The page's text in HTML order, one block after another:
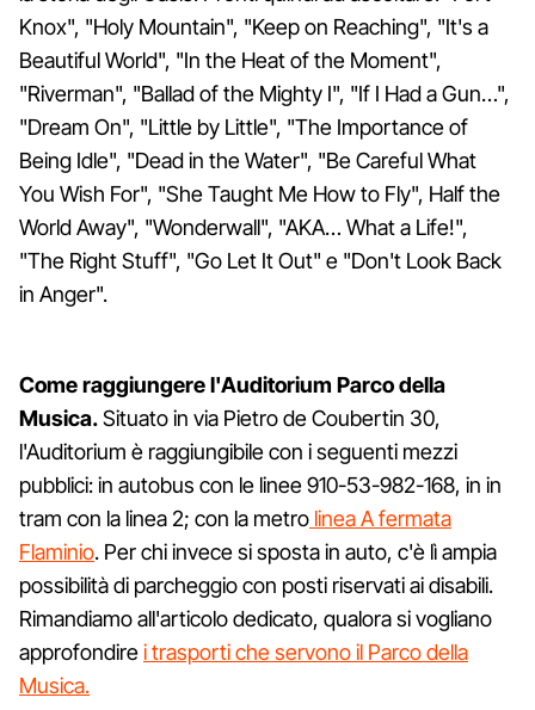
Knox", "Holy Mountain", "Keep on Reaching", "It's a
Beautiful World", "In the Heat of the Moment",
"Riverman", "Ballad of the Mighty I", "If I Had a Gun…",
"Dream On", "Little by Little", "The Importance of
Being Idle", "Dead in the Water", "Be Careful What
You Wish For", "She Taught Me How to Fly", Half the
World Away", "Wonderwall", "AKA… What a Life!",
"The Right Stuff", "Go Let It Out" e "Don't Look Back
in Anger".
Come raggiungere l'Auditorium Parco della
Musica.Situato in via Pietro de Coubertin 30,
l'Auditorium è raggiungibile con i seguenti mezzi
pubblici: in autobus con le linee 910-53-982-168, in in
tram con la linea 2; con la metro linea A fermata
Flaminio. Per chi invece si sposta in auto, c'è lì ampia
possibilità di parcheggio con posti riservati ai disabili.
Rimandiamo all'articolo dedicato, qualora si vogliano
approfondirei trasporti che servono il Parco della
Musica.